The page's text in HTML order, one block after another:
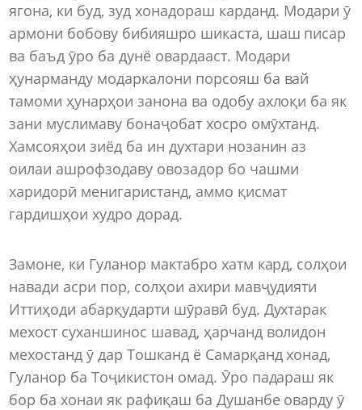
ягона, ки буд, зуд хонадораш карданд. Модари ӯ
армони бобову бибияшро шикаста, шаш писар
ва баъд ӯро ба дунё овардааст. Модари
ҳунарманду модаркалони порсояш ба вай
тамоми ҳунарҳои занона ва одобу ахлоқи ба як
зани муслимаву бонаҷобат хосро омӯхтанд.
Хамсояҳои зиёд ба ин духтари нозанин аз
оилаи ашрофзодаву овозадор бо чашми
харидорӣ менигаристанд, аммо қисмат
гардишҳои худро дорад.
Замоне, ки Гуланор мактабро хатм кард, солҳои
навади асри пор, солҳои ахири мавҷудияти
Иттиҳоди абарқударти шӯравӣ буд. Духтарак
мехост суханшинос шавад, ҳарчанд волидон
мехостанд ӯ дар Тошканд ё Самарқанд хонад,
Гуланор ба Тоҷикистон омад. Ӯро падараш як
бор ба хонаи як рафиқаш ба Душанбе оварду ӯ